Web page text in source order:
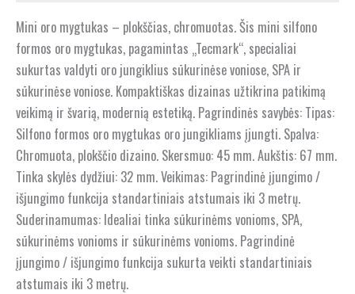
Mini oro mygtukas – plokščias, chromuotas. Šis mini silfono
formos oro mygtukas, pagamintas „Tecmark“, specialiai
sukurtas valdyti oro jungiklius sūkurinėse voniose, SPA ir
sūkurinėse voniose. Kompaktiškas dizainas užtikrina patikimą
veikimą ir švarią, modernią estetiką. Pagrindinės savybės: Tipas:
Silfono formos oro mygtukas oro jungikliams įjungti. Spalva:
Chromuota, plokščio dizaino. Skersmuo: 45 mm. Aukštis: 67 mm.
Tinka skylės dydžiui: 32 mm. Veikimas: Pagrindinė įjungimo /
išjungimo funkcija standartiniais atstumais iki 3 metrų.
Suderinamumas: Idealiai tinka sūkurinėms vonioms, SPA,
sūkurinėms vonioms ir sūkurinėms vonioms. Pagrindinė
įjungimo / išjungimo funkcija sukurta veikti standartiniais
atstumais iki 3 metrų.